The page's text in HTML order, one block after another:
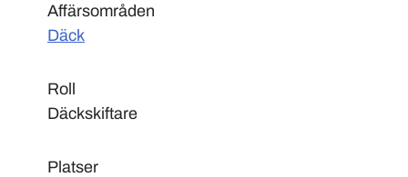
Affärsområden
Däck
Roll
Däckskiftare
Platser